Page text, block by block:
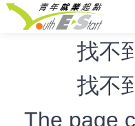
找不
找不
The page